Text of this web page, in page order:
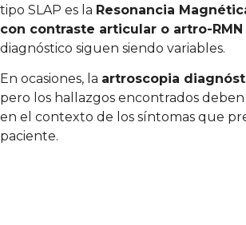
tipo SLAP es la Resonancia
con contraste articular o artro-RMN
diagnóstico siguen siendo variables.
En ocasiones, la artroscopia
pero los hallazgos encontrados
en el contexto de los síntomas que
paciente.